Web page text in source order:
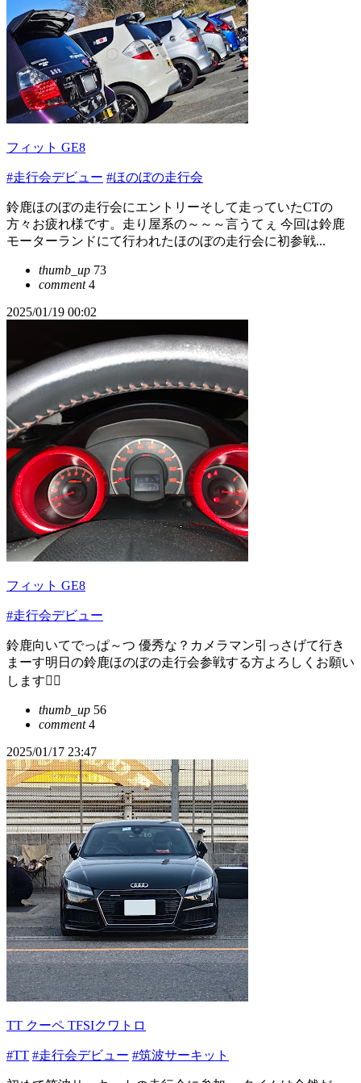
フィット GE8
#走行会デビュー #ほのぼの走行会
鈴鹿ほのぼの走行会にエントリーそして走っていたCTの
方々お疲れ様です。走り屋系の～～～言うてぇ 今回は鈴鹿
モーターランドにて行われたほのぼの走行会に初参戦...
thumb_up 73
comment4
2025/01/19 00:02
フィット GE8
#走行会デビュー
鈴鹿向いてでっぱ～つ 優秀な？カメラマン引っさげて行き
まーす明日の鈴鹿ほのぼの走行会参戦する方よろしくお願い
します🙋‍♀️
thumb_up 56
comment4
2025/01/17 23:47
TT クーペ TFSIクワトロ
#TT #走行会デビュー #筑波サーキット